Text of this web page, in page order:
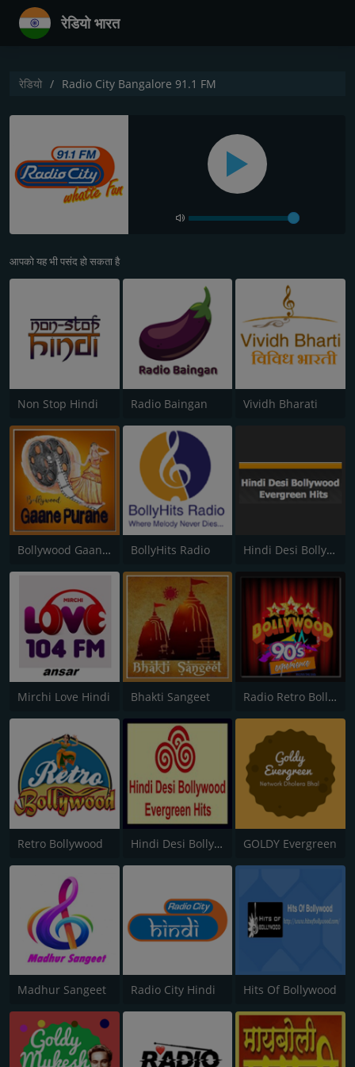
रेडियो भारत
रेडियो Radio City Bangalore 91.1 FM
आपको यह भी पसंद हो सकता है
Non Stop Hindi Radio Baingan Vividh Bharati
Bollywood Gaane Purane BollyHits Radio Hindi Desi Bollywood Evergreen Hits
Mirchi Love Hindi Bhakti Sangeet Radio Retro Bollywood 90s
Retro Bollywood Hindi Desi Bollywood Evergreen Hits - Channel 2 GOLDY Evergreen
Madhur Sangeet Radio City Hindi Hits Of Bollywood